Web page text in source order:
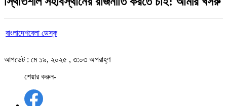
বাংলাদেশবেলা ডেস্ক
আপডেট : মে ১৯, ২০২৫ , ৩:০৩ অপরাহ্ণ
শেয়ার করুন-